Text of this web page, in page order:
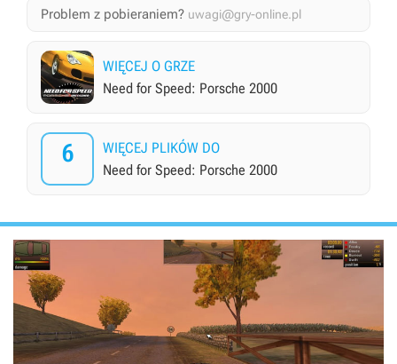
Problem z pobieraniem? uwagi@gry-online.pl
WIĘCEJ O GRZE
Need for Speed: Porsche 2000
6
WIĘCEJ PLIKÓW DO
Need for Speed: Porsche 2000